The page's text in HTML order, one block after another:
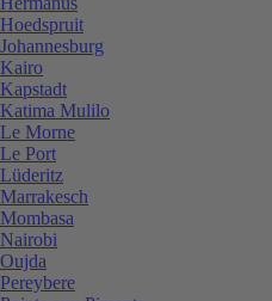
Hoedspruit
Johannesburg
Kairo
Kapstadt
Katima Mulilo
Le Morne
Le Port
Lüderitz
Marrakesch
Mombasa
Nairobi
Oujda
Pereybere